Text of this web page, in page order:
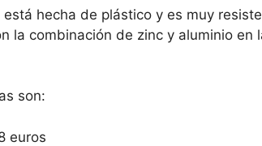
hecha de plástico y es muy
la combinación de zinc y aluminio en
son:
euros